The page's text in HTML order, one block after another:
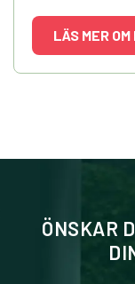
LÄS MER
ÖNSKAR